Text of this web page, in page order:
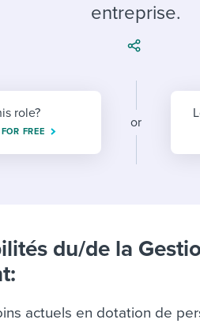
employee experiences
Workable
Workable
Workable
entreprise.
role?
FREE
or
du/de la
actuels en dotation de